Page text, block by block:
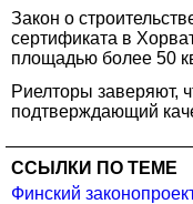
Закон о
сертификата в
площадью более 50
Риелторы заверяют,
подтверждающий
ССЫЛКИ ПО ТЕМЕ
Финский